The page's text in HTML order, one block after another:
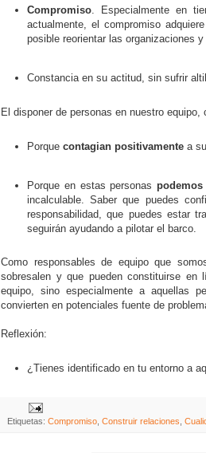
Compromiso. Especialmente en
actualmente, el compromiso
posible reorientar las organizaciones
Constancia en su actitud, sin sufrir
El disponer de personas en nuestro
Porque contagian positivamente a
Porque en estas personas
incalculable. Saber que puedes
responsabilidad, que puedes estar
seguirán ayudando a pilotar el barco.
Como responsables de equipo que
sobresalen y que pueden constituirse en
equipo, sino especialmente a aquellas
convierten en potenciales fuente de
Reflexión:
¿Tienes identificado en tu entorno a
Etiquetas: Compromiso Construir relaciones